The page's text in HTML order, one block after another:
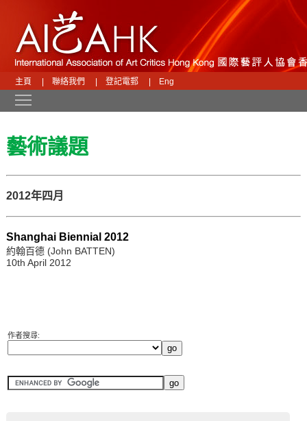
主頁 聯絡我們 登記電郵 Eng
藝術議題
2012年四月
Shanghai Biennial 2012
約翰百德 (John BATTEN)
10th April 2012
作者搜尋: